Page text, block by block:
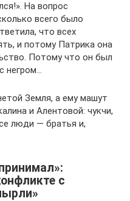
На вопрос
всего было
что всех
и потому Патрика она
Потому что он был
негром…
Земля, а ему машут
и Алентовой: чукчи,
люди — братья и,
с